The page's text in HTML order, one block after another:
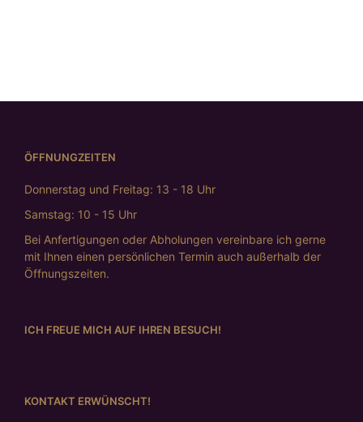
ÖFFNUNGZEITEN
Donnerstag und Freitag: 13 - 18 Uhr
Samstag: 10 - 15 Uhr
Bei Anfertigungen oder Abholungen vereinbare ich gerne
mit Ihnen einen persönlichen Termin auch außerhalb der
Öffnungszeiten.
ICH FREUE MICH AUF IHREN BESUCH!
KONTAKT ERWÜNSCHT!